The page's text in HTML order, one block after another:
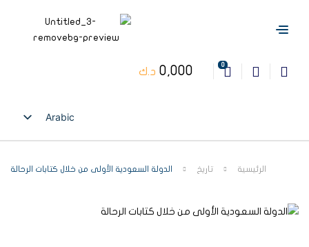
0
0,000 د.ك
Arabic
English
الرئيسية تاريخ الدولة السعودية الأولى من خلال كتابات الرحالة